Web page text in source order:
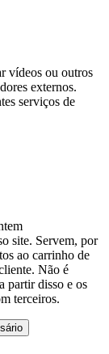
vídeos ou outros
externos.
serviços de
site. Servem, por
ao carrinho de
Não é
partir disso e os
terceiros.